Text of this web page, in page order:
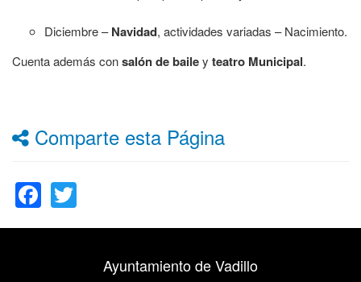
Diciembre –Navidad, actividades variadas – Nacimiento.
Cuenta además consalón de bailey teatro Municipal.
Comparte esta Página
Facebook
Ayuntamiento de Vadillo